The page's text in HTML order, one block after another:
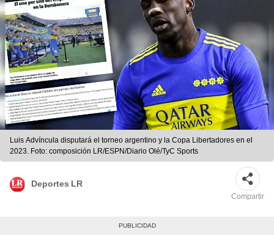
Luis Advíncula disputará el torneo argentino y la Copa Libertadores en el
2023. Foto: composición LR/ESPN/Diario Olé/TyC Sports
Deportes LR
Compartir